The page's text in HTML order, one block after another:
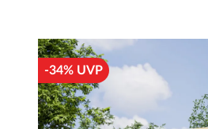
-34% UVP